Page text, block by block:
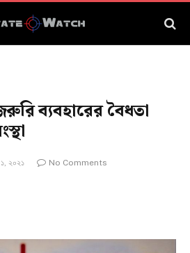
ব্যবহারের বৈধতা
২০২১
No Comments